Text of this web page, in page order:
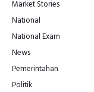
Market Stories
National
National Exam
News
Pemerintahan
Politik